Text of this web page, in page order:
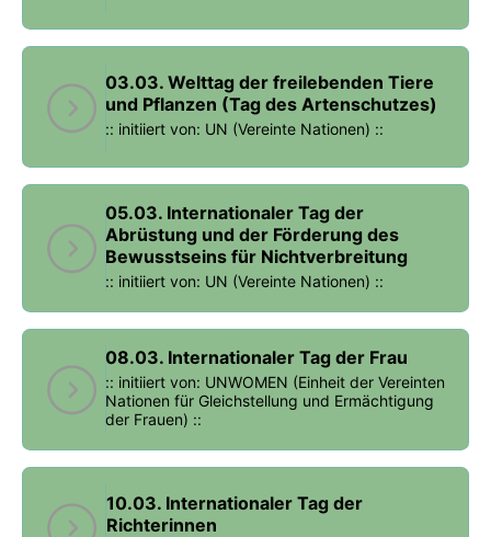
03.03. Welttag der freilebenden Tiere
und Pflanzen (Tag des Artenschutzes)
:: initiiert von: UN (Vereinte Nationen) ::
05.03. Internationaler Tag der
Abrüstung und der Förderung des
Bewusstseins für Nichtverbreitung
:: initiiert von: UN (Vereinte Nationen) ::
08.03. Internationaler Tag der Frau
:: initiiert von: UNWOMEN (Einheit der Vereinten
Nationen für Gleichstellung und Ermächtigung
der Frauen) ::
10.03. Internationaler Tag der
Richterinnen